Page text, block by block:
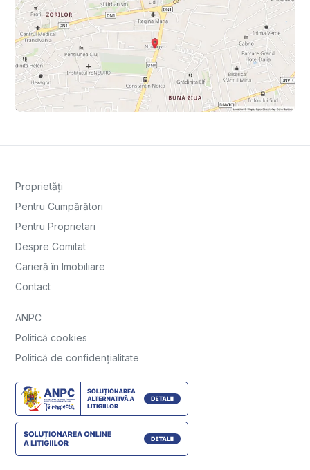
Proprietăți
Pentru Cumpărători
Pentru Proprietari
Despre Comitat
Carieră în Imobiliare
Contact
ANPC
Politică cookies
Politică de confidențialitate